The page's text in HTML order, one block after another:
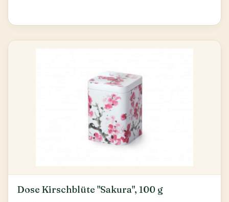
Dose Kirschblüte "Sakura", 100 g